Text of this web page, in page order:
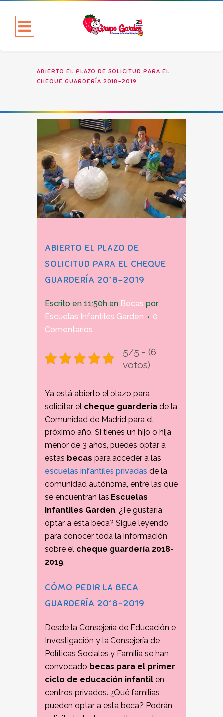
ABIERTO EL PLAZO DE SOLICITUD PARA EL
CHEQUE GUARDERÍA 2018-2019
ABIERTO EL PLAZO DE
SOLICITUD PARA EL CHEQUE
GUARDERÍA 2018-2019
Escrito en 11:50h en Becas por
Escuelas Infantiles Garden
0
Comentarios
5/5 - (6
votos)
Ya está abierto el plazo para
solicitar el cheque guardería de la
Comunidad de Madrid para el
próximo año. Si tienes un hijo o hija
menor de 3 años, puedes optar a
estas becas para acceder a las
escuelas infantiles privadas de la
comunidad autónoma, entre las que
se encuentran las Escuelas
Infantiles Garden. ¿Te gustaría
optar a esta beca? Sigue leyendo
para conocer toda la información
sobre el cheque guardería 2018-
2019.
CÓMO PEDIR LA BECA
GUARDERÍA 2018-2019
Desde la Consejería de Educación e
Investigación y la Consejería de
Políticas Sociales y Familia se han
convocado becas para el primer
ciclo de educación infantil en
centros privados. ¿Qué familias
pueden optar a esta beca? Podrán